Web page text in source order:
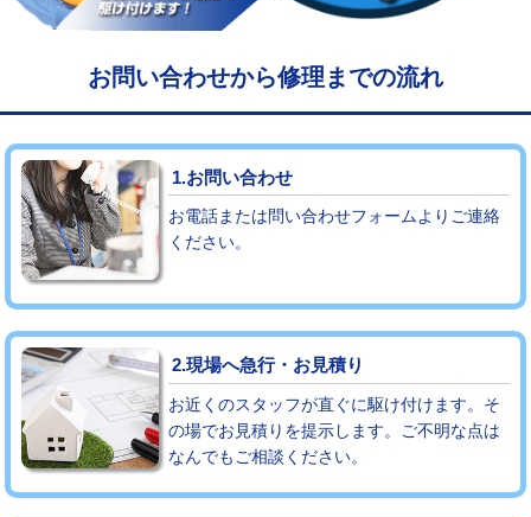
マス交換（土の掘削・埋め戻し作業） 11,000円~
マス交換（深さ50㎝未満） 55,000円
マス交換（深さ50㎝以上） 66,000円
コンクリート斫り（厚さ10㎝まで）
コンクリート斫り（厚さ10㎝超え） 38,500円
モルタル補修（厚さ10㎝まで）
モルタル補修（厚さ10㎝超え） 38,500円
追加人工 16,500円
廃棄・処分 現場見積
※給水管工事は20mmまでの価格です。
お問い合わせから修理までの流れ
1.お問い合わせ
お電話または問い合わせフォームよりご連絡
ください。
2.現場へ急行・お見積り
お近くのスタッフが直ぐに駆け付けます。そ
の場でお見積りを提示します。ご不明な点は
なんでもご相談ください。